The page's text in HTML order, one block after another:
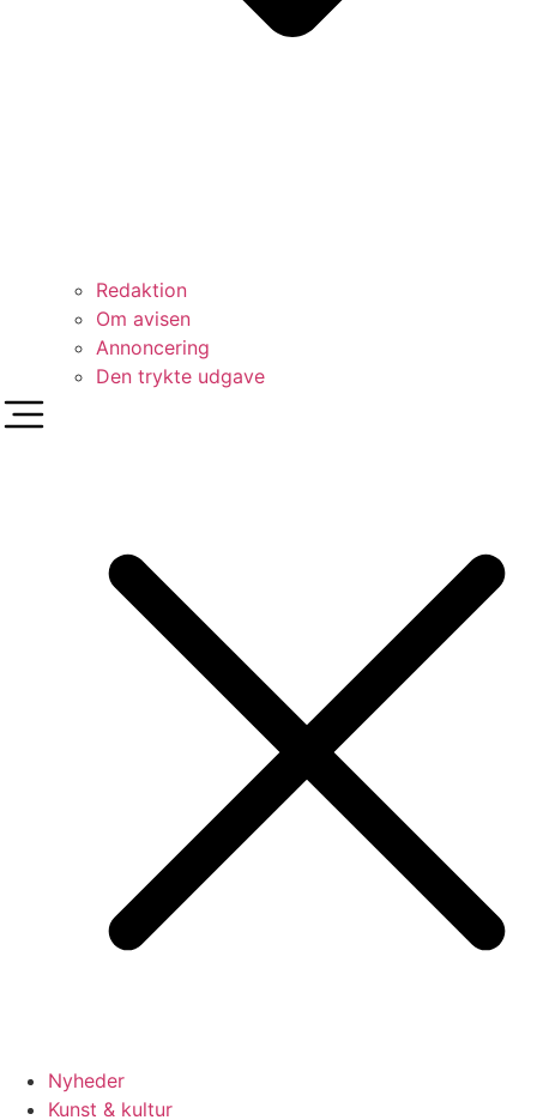
Redaktion
Om avisen
Annoncering
Den trykte udgave
Nyheder
Kunst & kultur